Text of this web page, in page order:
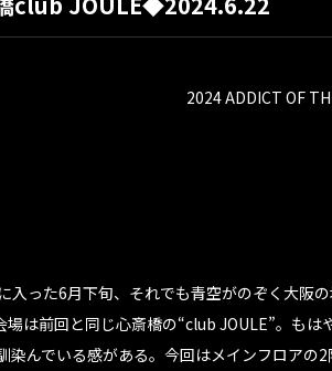
2024 ADDICT OF
入った6月下旬、それでも青空がのぞく大阪
は前回と同じ心斎橋の“club JOULE”。もは
染んでいる感がある。今回はメインフロアの